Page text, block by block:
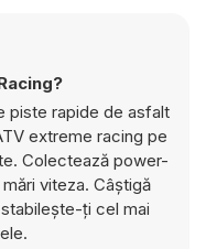
piste rapide de asfalt
extreme racing pe
Colectează power-
viteza. Câștigă
ți cel mai